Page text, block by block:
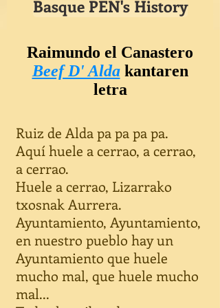
Basque PEN's History
Raimundo el Canastero
Beef D' Alda kantaren
letra
Ruiz de Alda pa pa pa pa.
Aquí huele a cerrao, a cerrao,
a cerrao.
Huele a cerrao, Lizarrako
txosnak Aurrera.
Ayuntamiento, Ayuntamiento,
en nuestro pueblo hay un
Ayuntamiento que huele
mucho mal, que huele mucho
mal...